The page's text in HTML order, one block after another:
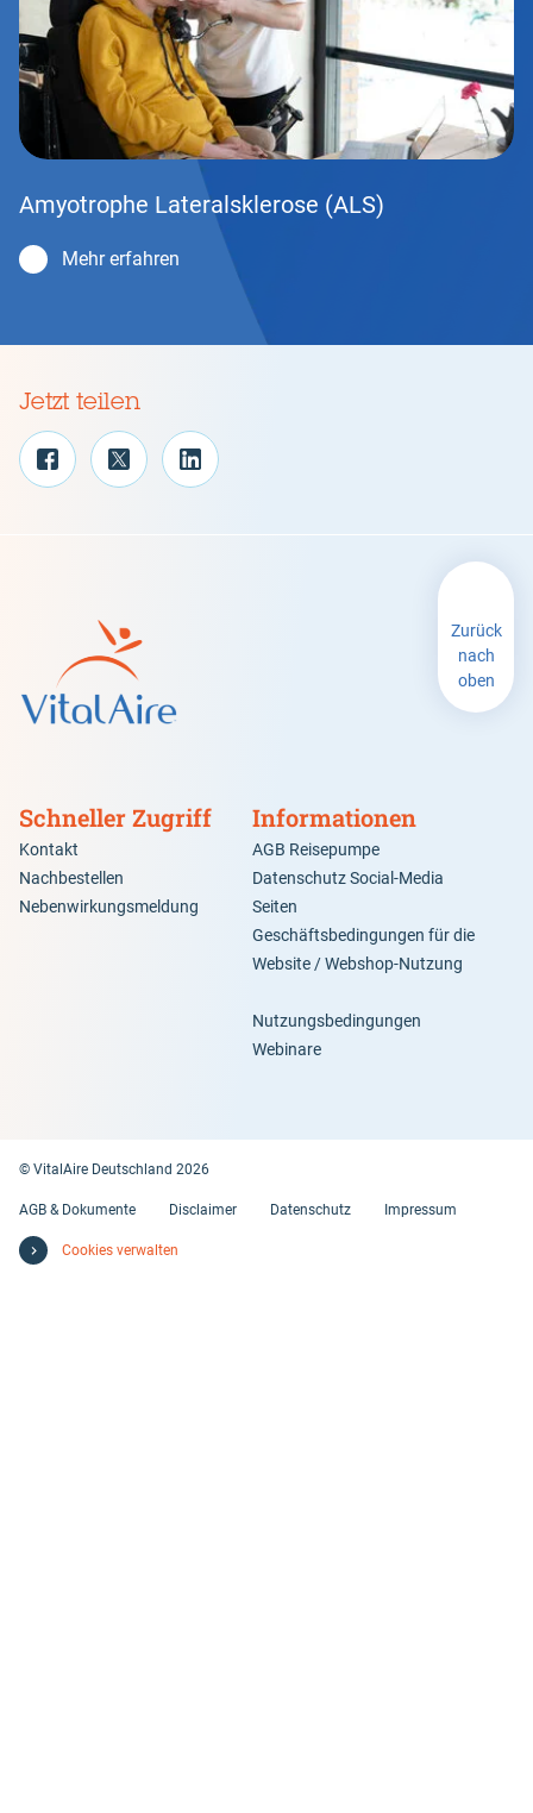
Amyotrophe Lateralsklerose (ALS)
Mehr erfahren
Jetzt teilen
Schneller Zugriff
Kontakt
Nachbestellen
Nebenwirkungsmeldung
Informationen
AGB Reisepumpe
Datenschutz Social-Media
Seiten
Geschäftsbedingungen für die
Website / Webshop-Nutzung
Nutzungsbedingungen
Webinare
Zurück
nach
oben
© VitalAire Deutschland 2026
AGB & Dokumente Disclaimer Datenschutz Impressum
Cookies verwalten